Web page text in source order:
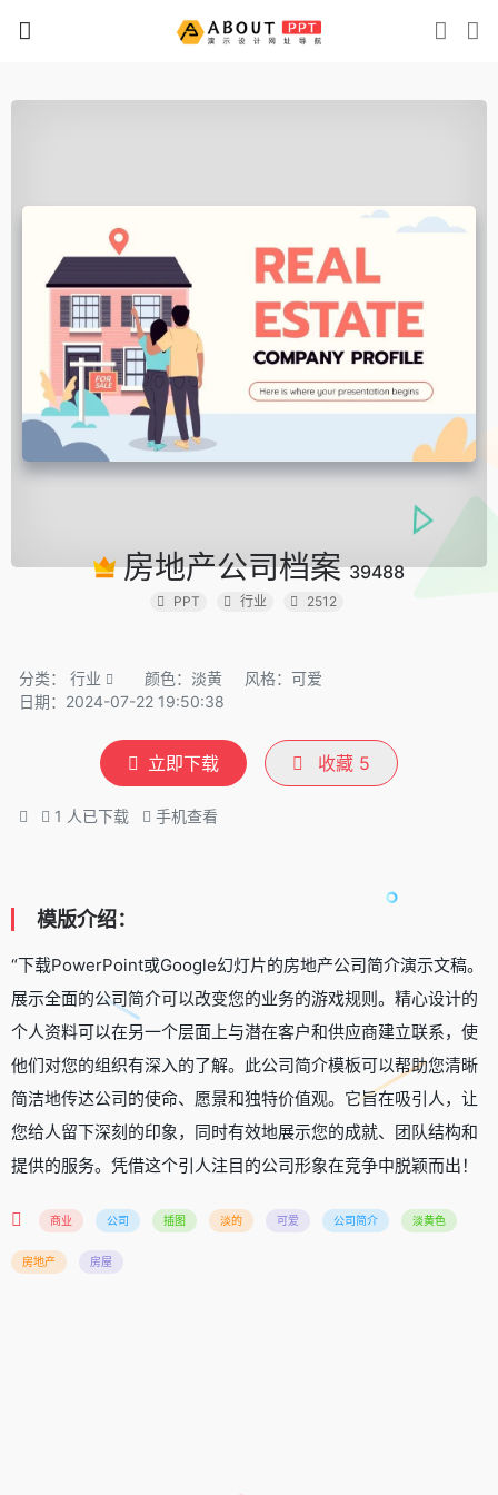
房地产公司档案39488
PPT 行业 2512
分类： 行业 颜色：淡黄
风格：可爱
日期：2024-07-22 19:50:38
立即下载 收藏 5
1 人已下载 手机查看
模版介绍：
“下载PowerPoint或Google幻灯片的房地产公司简介演示文稿。
展示全面的公司简介可以改变您的业务的游戏规则。精心设计的
个人资料可以在另一个层面上与潜在客户和供应商建立联系，使
他们对您的组织有深入的了解。此公司简介模板可以帮助您清晰
简洁地传达公司的使命、愿景和独特价值观。它旨在吸引人，让
您给人留下深刻的印象，同时有效地展示您的成就、团队结构和
提供的服务。凭借这个引人注目的公司形象在竞争中脱颖而出！
商业 公司 插图 淡的 可爱 公司简介 淡黄色
房地产 房屋